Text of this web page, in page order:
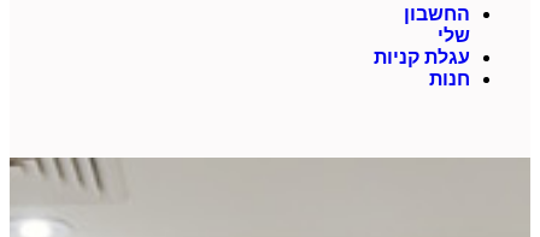
החשבון
שלי
עגלת קניות
חנות